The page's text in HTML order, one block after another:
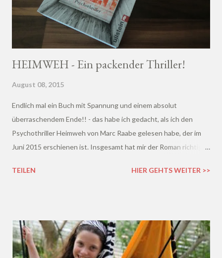
HEIMWEH - Ein packender Thriller!
August 08, 2015
Endlich mal ein Buch mit Spannung und einem absolut
überraschendem Ende!! - das habe ich gedacht, als ich den
Psychothriller Heimweh von Marc Raabe gelesen habe, der im
Juni 2015 erschienen ist. Insgesamt hat mir der Roman richtig
Testen durfte ich das Buch über die Website Blogg dein Buch .
TEILEN HIER GEHTS WEITER >>